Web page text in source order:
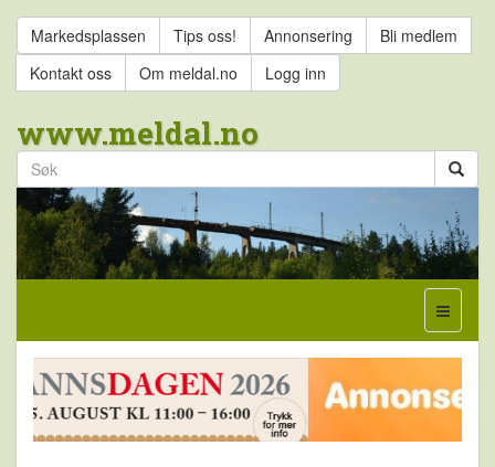
Markedsplassen Tips oss! Annonsering
Bli medlem
Kontakt oss
Om meldal.no Logg inn
www.meldal.no